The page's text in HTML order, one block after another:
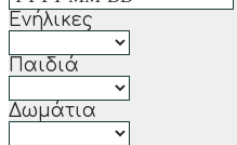
Ενήλικες
Παιδιά
Δωμάτια